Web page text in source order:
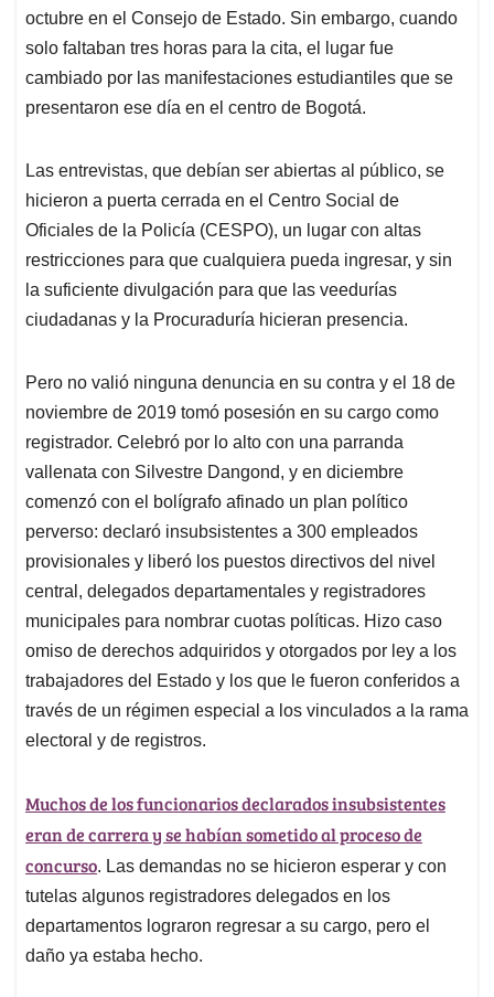
octubre en el Consejo de Estado. Sin embargo, cuando
solo faltaban tres horas para la cita, el lugar fue
cambiado por las manifestaciones estudiantiles que se
presentaron ese día en el centro de Bogotá.
Las entrevistas, que debían ser abiertas al público, se
hicieron a puerta cerrada en el Centro Social de
Oficiales de la Policía (CESPO), un lugar con altas
restricciones para que cualquiera pueda ingresar, y sin
la suficiente divulgación para que las veedurías
ciudadanas y la Procuraduría hicieran presencia.
Pero no valió ninguna denuncia en su contra y el 18 de
noviembre de 2019 tomó posesión en su cargo como
registrador. Celebró por lo alto con una parranda
vallenata con Silvestre Dangond, y en diciembre
comenzó con el bolígrafo afinado un plan político
perverso: declaró insubsistentes a 300 empleados
provisionales y liberó los puestos directivos del nivel
central, delegados departamentales y registradores
municipales para nombrar cuotas políticas. Hizo caso
omiso de derechos adquiridos y otorgados por ley a los
trabajadores del Estado y los que le fueron conferidos a
través de un régimen especial a los vinculados a la rama
electoral y de registros.
Muchos de los funcionarios declarados insubsistentes
eran de carrera y se habían sometido al proceso de
concurso. Las demandas no se hicieron esperar y con
tutelas algunos registradores delegados en los
departamentos lograron regresar a su cargo, pero el
daño ya estaba hecho.